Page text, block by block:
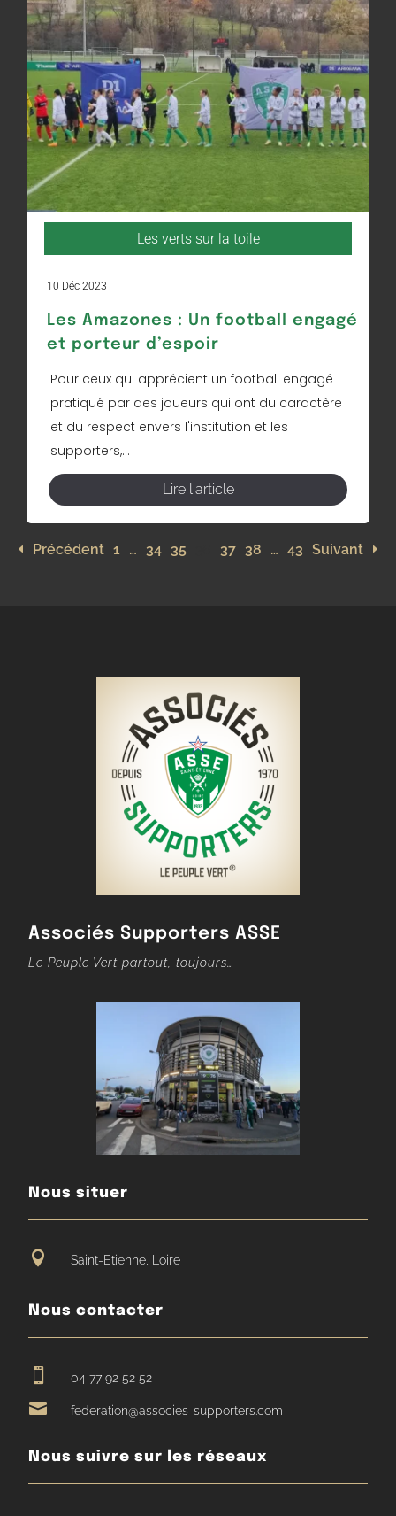
Les verts sur la toile
10 Déc 2023
Les Amazones : Un football engagé
et porteur d’espoir
Pour ceux qui apprécient un football engagé
pratiqué par des joueurs qui ont du caractère
et du respect envers l'institution et les
supporters,...
Lire l'article
Précédent 1 … 34 35 37 38 … 43 Suivant
Associés Supporters ASSE
Le Peuple Vert partout, toujours…
Nous situer
 Saint-Etienne, Loire
Nous contacter
 04 77 92 52 52
 federation@associes-supporters.com
Nous suivre sur les réseaux